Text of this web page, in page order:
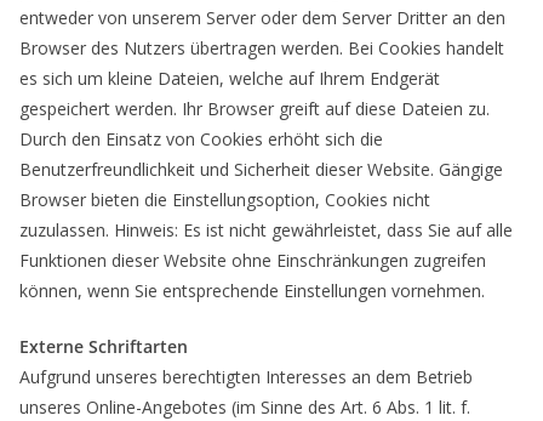
entweder von unserem Server oder dem Server Dritter an den
Browser des Nutzers übertragen werden. Bei Cookies handelt
es sich um kleine Dateien, welche auf Ihrem Endgerät
gespeichert werden. Ihr Browser greift auf diese Dateien zu.
Durch den Einsatz von Cookies erhöht sich die
Benutzerfreundlichkeit und Sicherheit dieser Website. Gängige
Browser bieten die Einstellungsoption, Cookies nicht
zuzulassen. Hinweis: Es ist nicht gewährleistet, dass Sie auf alle
Funktionen dieser Website ohne Einschränkungen zugreifen
können, wenn Sie entsprechende Einstellungen vornehmen.
Externe Schriftarten
Aufgrund unseres berechtigten Interesses an dem Betrieb
unseres Online-Angebotes (im Sinne des Art. 6 Abs. 1 lit. f.